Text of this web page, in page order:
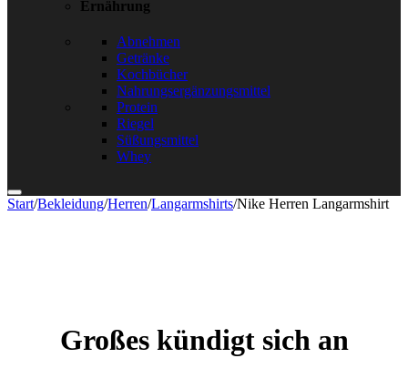
Ernährung
Abnehmen
Getränke
Kochbücher
Nahrungsergänzungsmittel
Protein
Riegel
Süßungsmittel
Whey
Start/Bekleidung/Herren/Langarmshirts/Nike Herren Langarmshirt
Großes kündigt sich an